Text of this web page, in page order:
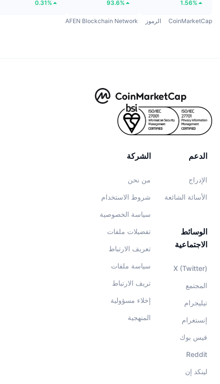
1.56%
93.6%
0.31%
CoinMarketCap الرموز AFEN Blockchain Network
الشركة
من نحن
شروط الاستخدام
سياسة الخصوصية
تفضيلات ملفات
تعريف الارتباط
سياسة ملفات
تريف الارتباط
إخلاء مسؤولية
المنهجية
الدعم
الإدراج
الأسائة الشائعة
الوسائط
الاجتماعية
X (Twitter)
المجتمع
تيليجرام
إنستغرام
فيس بوك
Reddit
لينكد إن